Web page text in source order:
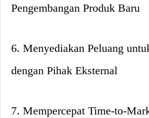
Pengembangan Produk Baru
6. Menyediakan Peluang
dengan Pihak Eksternal
7. Mempercepat Time-to-